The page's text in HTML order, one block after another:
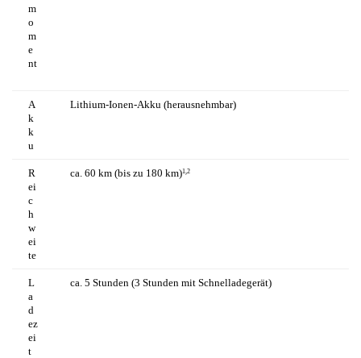
m
o
m
e
nt
A
k
k
u
Lithium-Ionen-Akku (herausnehmbar)
R
ei
c
h
w
ei
te
ca. 60 km (bis zu 180 km)1,2
L
a
d
ez
ei
t
ca. 5 Stunden (3 Stunden mit Schnelladegerät)